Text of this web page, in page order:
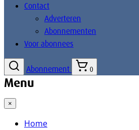
Contact
Adverteren
Abonnementen
Voor abonnees
Abonnement 0
Menu
×
Home